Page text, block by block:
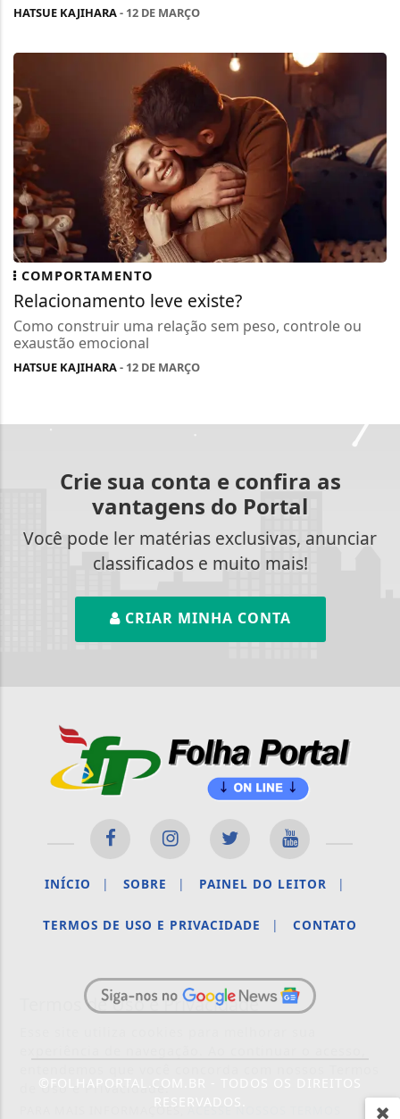
HATSUE KAJIHARA- 12 DE MARÇO
COMPORTAMENTO
Relacionamento leve existe?
Como construir uma relação sem peso, controle ou
exaustão emocional
HATSUE KAJIHARA- 12 DE MARÇO
Crie sua conta e confira as
vantagens do Portal
Você pode ler matérias exclusivas, anunciar
classificados e muito mais!
CRIAR MINHA CONTA
INÍCIO | SOBRE | PAINEL DO LEITOR |
TERMOS DE USO E PRIVACIDADE | CONTATO
©FOLHAPORTAL.COM.BR - TODOS OS DIREITOS
RESERVADOS.
Termos de Uso e Privacidade
de Uso e Privacidade.
PARA MAIS INFORMAÇÕES, ACESSE NOSSOS TERMOS